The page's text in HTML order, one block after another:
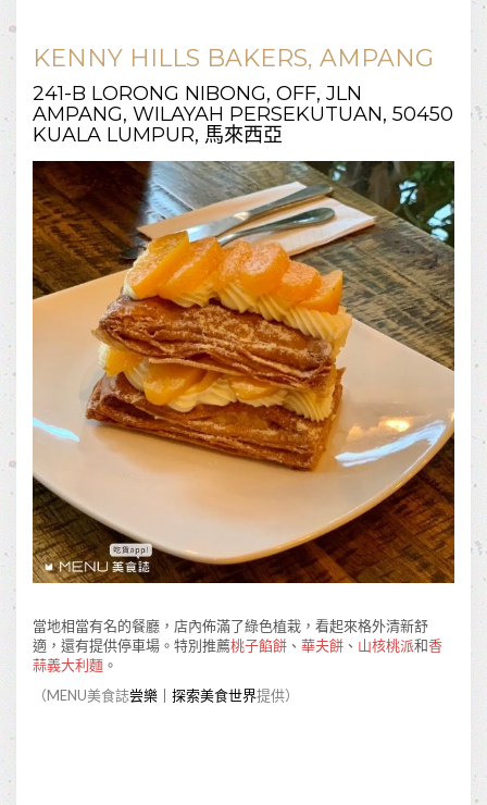
KENNY HILLS BAKERS, AMPANG
241-B LORONG NIBONG, OFF, JLN
AMPANG, WILAYAH PERSEKUTUAN, 50450
KUALA LUMPUR, 馬來西亞
當地相當有名的餐廳，店內佈滿了綠色植栽，看起來格外清新舒
適，還有提供停車場。特別推薦桃子餡餅 、 華夫餅 、 山核桃派和香
蒜義大利麵 。
（MENU美食誌尝樂｜探索美食世界提供）